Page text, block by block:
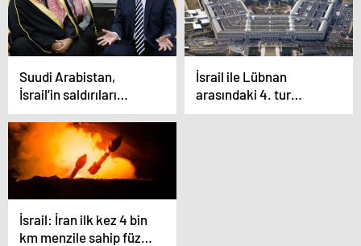
Suudi Arabistan,
İsrail’in saldırıları
nedeniyle ABD’ye nota
verdi
İsrail ile Lübnan
arasındaki 4. tur
görüşme ABD’de
İsrail: İran ilk kez 4 bin
km menzile sahip füze